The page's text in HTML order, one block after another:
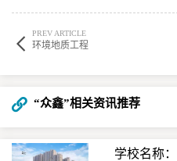
PREV ARTICLE
环境地质工程
“众鑫”相关资讯推荐
学校名称：